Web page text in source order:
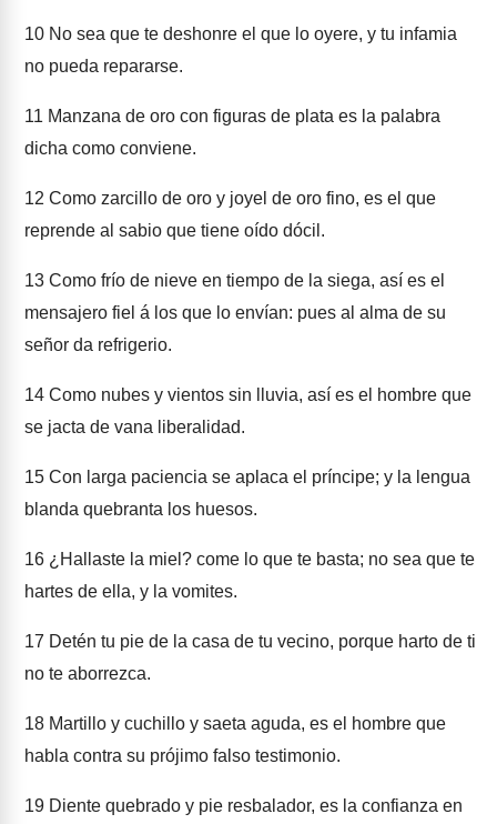
10 No sea que te deshonre el que lo oyere, y tu infamia
no pueda repararse.
11 Manzana de oro con figuras de plata es la palabra
dicha como conviene.
12 Como zarcillo de oro y joyel de oro fino, es el que
reprende al sabio que tiene oído dócil.
13 Como frío de nieve en tiempo de la siega, así es el
mensajero fiel á los que lo envían: pues al alma de su
señor da refrigerio.
14 Como nubes y vientos sin lluvia, así es el hombre que
se jacta de vana liberalidad.
15 Con larga paciencia se aplaca el príncipe; y la lengua
blanda quebranta los huesos.
16 ¿Hallaste la miel? come lo que te basta; no sea que te
hartes de ella, y la vomites.
17 Detén tu pie de la casa de tu vecino, porque harto de ti
no te aborrezca.
18 Martillo y cuchillo y saeta aguda, es el hombre que
habla contra su prójimo falso testimonio.
19 Diente quebrado y pie resbalador, es la confianza en